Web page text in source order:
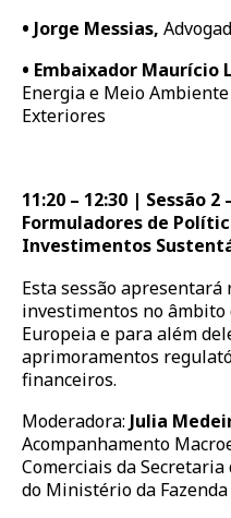
• Jorge Messias,
• Embaixador Maurício
Energia e Meio
Exteriores
11:20 – 12:30 | Sessão
Formuladores de
Investimentos
Esta sessão
investimentos no âmbito
Europeia e para além
aprimoramentos
financeiros.
Moderadora: Julia
Acompanhamento
Comerciais da
do Ministério da Fazenda